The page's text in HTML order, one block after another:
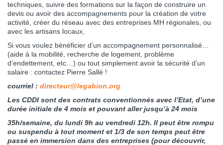
techniques, suivre des formations sur la façon de construire un
devis ou avoir des accompagnements pour la création de votre
activité, créer du réseau avec des entreprises MH régionales, ou
avec les artisans locaux,
Si vous voulez bénéficier d’un accompagnement personnalisé…
(aide à la mobilité, recherche de logement, problème
d’endettement, etc…) ou tout simplement avoir la sécurité d’un
salaire : contactez Pierre Sallé !
courriel : directeur@legabion.org
Les CDDI sont des contrats conventionnés avec l’Etat, d’une
durée initiale de 4 mois et pouvant aller jusqu’à 24 mois
35h/semaine, du lundi 9h au vendredi 12h. Il peut être rompu
ou suspendu à tout moment et 1/3 de son temps peut être
passé en immersion dans des entreprises (pour découvrir,